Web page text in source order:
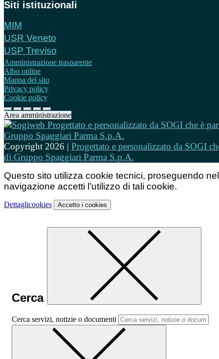
Siti istituzionali
MIM
USR Veneto
USP Treviso
Amministrazione trasparente
Albo online
Mappa del sito
Privacy policy
Cookie policy
Area amministrazione
Copyright 2026 | Progettato e personalizzato da SOGI
di Gruppo Spaggiari Parma S.p.A.
Questo sito utilizza cookie tecnici, proseguendo
navigazione accetti l’utilizzo di tali cookie.
Dettaglicookies Accetto i cookies
Cerca
Cerca servizi, notizie o documenti